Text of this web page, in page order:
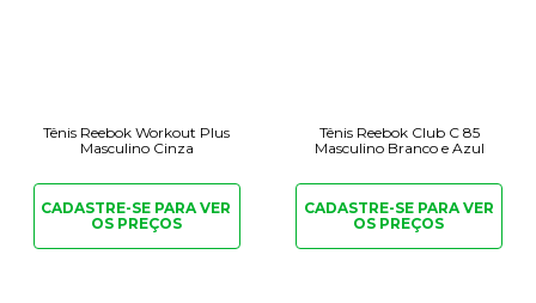
Tênis Reebok Workout Plus
Masculino Cinza
CADASTRE-SE PARAVER
OS PREÇOS
Tênis Reebok Club C 85
Masculino Branco e Azul
CADASTRE-SE PARAVER
OS PREÇOS